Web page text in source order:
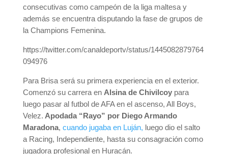
consecutivas como campeón de la liga maltesa y
además se encuentra disputando la fase de grupos de
la Champions Femenina.
https://twitter.com/canaldeportv/status/1445082879764
094976
Para Brisa será su primera experiencia en el exterior.
Comenzó su carrera en Alsina de Chivilcoypara
luego pasar al futbol de AFA en el ascenso, All Boys,
Velez. Apodada “Rayo” por Diego Armando
Maradona, cuando jugaba en Luján, luego dio el salto
a Racing, Independiente, hasta su consagración como
jugadora profesional en Huracán.